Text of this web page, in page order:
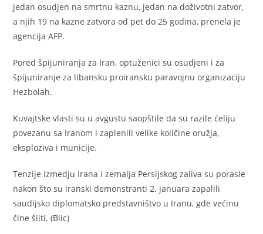
jedan osudjen na smrtnu kaznu, jedan na doživotni zatvor,
a njih 19 na kazne zatvora od pet do 25 godina, prenela je
agencija AFP.
Pored špijuniranja za Iran, optuženici su osudjeni i za
špijuniranje za libansku proiransku paravojnu organizaciju
Hezbolah.
Kuvajtske vlasti su u avgustu saopštile da su razile ćeliju
povezanu sa Iranom i zaplenili velike količine oružja,
eksploziva i municije.
Tenzije izmedju Irana i zemalja Persijskog zaliva su porasle
nakon što su iranski demonstranti 2. januara zapalili
saudijsko diplomatsko predstavništvo u Iranu, gde većinu
čine šiiti. (Blic)